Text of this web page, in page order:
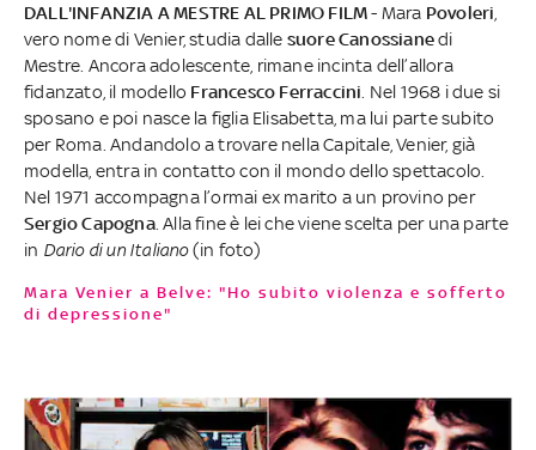
DALL'INFANZIA A MESTRE AL PRIMO FILM- Mara Povoleri
vero nome di Venier, studia dalle suore Canossianedi
Mestre. Ancora adolescente, rimane incinta dell’allora
fidanzato, il modello Francesco Ferraccini . Nel 1968 i due si
sposano e poi nasce la figlia Elisabetta, ma lui parte subito
per Roma. Andandolo a trovare nella Capitale, Venier, già
modella, entra in contatto con il mondo dello spettacolo.
Nel 1971 accompagna l’ormai ex marito a un provino per
Sergio Capogna. Alla fine è lei che viene scelta per una parte
in Dario di un Italiano(in foto)
Mara Venier a Belve: "Ho subito violenza e sofferto
di depressione"